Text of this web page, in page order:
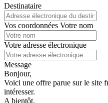
Destinataire
Vos coordonnées Votre nom
Votre adresse électronique
Message
Bonjour,
Voici une offre parue sur le site
intéresser.
A bientôt.